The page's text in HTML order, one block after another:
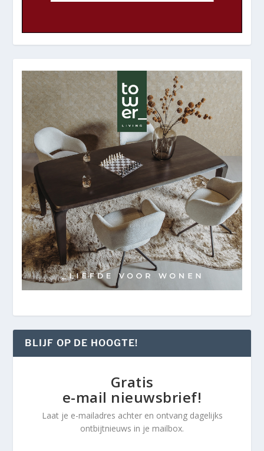
BLIJF OP DE HOOGTE!
Gratis
e-mail nieuwsbrief!
Laat je e-mailadres achter en ontvang dagelijks
ontbijtnieuws in je mailbox.